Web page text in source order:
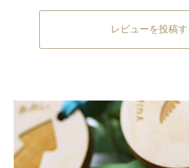
レビューを投稿す